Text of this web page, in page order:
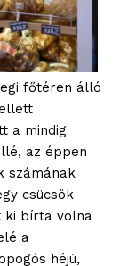
főtéren álló
a mindig
az éppen
számának
csücsök
ki bírta volna
a
héjú,